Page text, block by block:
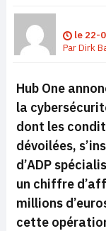
le 22-
ParDirk
Hub One
la
dont les
dévoilées,
d’ADP
un chiffre
millions
cette